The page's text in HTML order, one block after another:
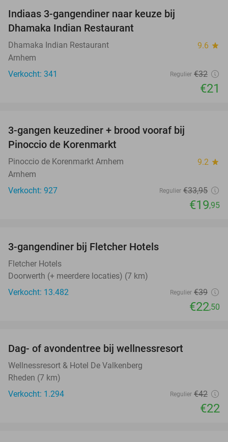
Indiaas 3-gangendiner naar keuze bij
Dhamaka Indian Restaurant
Dhamaka Indian Restaurant 9.6 star
Arnhem
Verkocht: 341
Regulier €32
€21
3-gangen keuzediner + brood vooraf bij
Pinoccio de Korenmarkt
Pinoccio de Korenmarkt Arnhem 9.2 star
Arnhem
Verkocht: 927
Regulier €33,95
€19,95
3-gangendiner bij Fletcher Hotels
Fletcher Hotels
Doorwerth (+ meerdere locaties) (7 km)
Verkocht: 13.482
Regulier €39
€22,50
Dag- of avondentree bij wellnessresort
Wellnessresort & Hotel De Valkenberg
Rheden (7 km)
Verkocht: 1.294
Regulier €42
€22